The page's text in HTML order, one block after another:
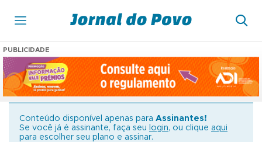
PUBLICIDADE
Conteúdo disponível apenas para Assinantes!
Se você já é assinante, faça seu
login, ou clique aqui
para escolher seu plano e assinar.